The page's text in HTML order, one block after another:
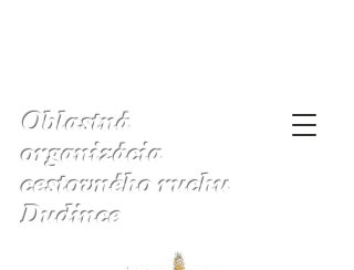
Oblastná
organizácia
cestovného ruchu
Dudince